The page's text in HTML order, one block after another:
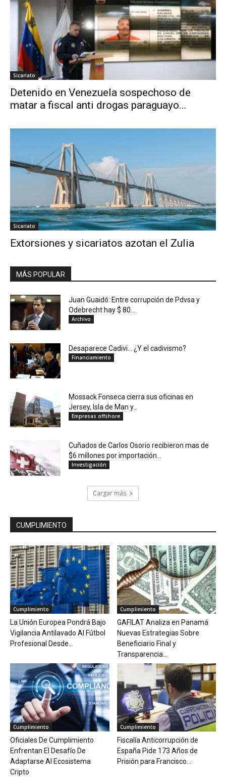
Sicariato
Detenido en Venezuela sospechoso de
matar a fiscal anti drogas paraguayo...
Sicariato
Extorsiones y sicariatos azotan el Zulia
MÁS POPULAR
Juan Guaidó: Entre corrupción de Pdvsa y
Odebrecht hay $ 80...
Archivo
Desaparece Cadivi… ¿Y el cadivismo?
Financiamiento
Mossack Fonseca cierra sus oficinas en
Jersey, Isla de Man y...
Empresas offshore
Cuñados de Carlos Osorio recibieron mas de
$6 millones por importación...
Investigación
Cargar más
CUMPLIMIENTO
Cumplimiento
La Unión Europea Pondrá Bajo
Vigilancia Antilavado Al Fútbol
Profesional Desde...
Cumplimiento
GAFILAT Analiza en Panamá
Nuevas Estrategias Sobre
Beneficiario Final y
Transparencia...
Cumplimiento
Oficiales De Cumplimiento
Enfrentan El Desafío De
Adaptarse Al Ecosistema
Cripto
Cumplimiento
Fiscalía Anticorrupción de
España Pide 173 Años de
Prisión para Francisco...